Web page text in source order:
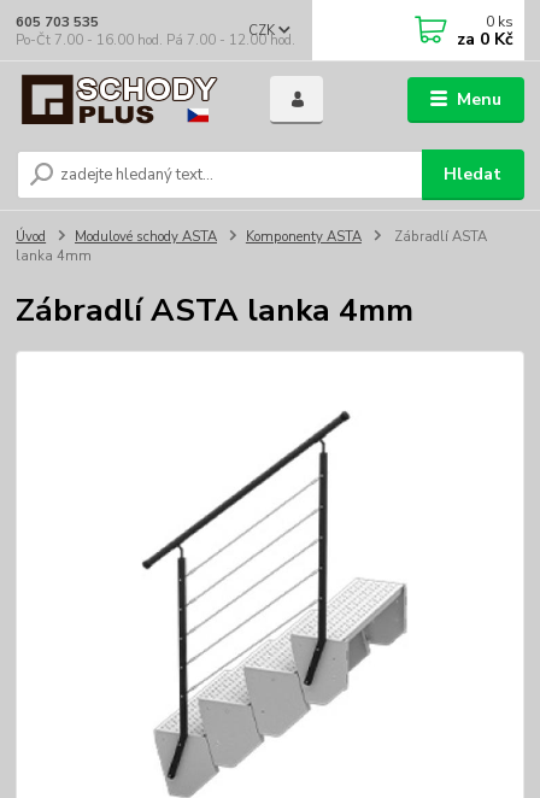
Menu
CZK
Hledat
605 703 535
Po-Čt 7.00 - 16.00 hod. Pá 7.00 - 12.00 hod.
0 ks
za 0 Kč
Úvod Modulové schody ASTA Komponenty ASTA
Zábradlí ASTA
lanka 4mm
Zábradlí ASTA lanka 4mm